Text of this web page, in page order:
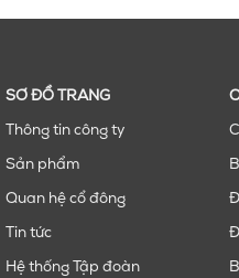
SƠ ĐỒ TRANG
Thông tin công ty
Sản phẩm
Quan hệ cổ đông
Tin tức
Hệ thống Tập đoàn